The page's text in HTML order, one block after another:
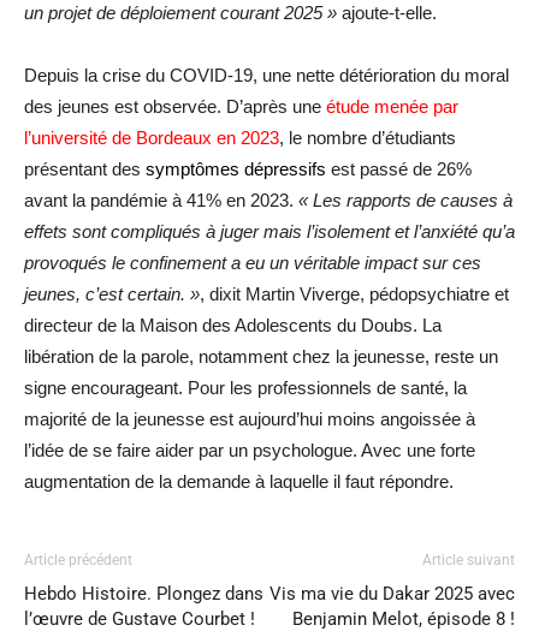
un projet de déploiement courant 2025 » ajoute-t-elle.
Depuis la crise du COVID-19, une nette détérioration du moral
des jeunes est observée. D’après une étude menée par
l’université de Bordeaux en 2023, le nombre d’étudiants
présentant des symptômes dépressifs est passé de 26%
avant la pandémie à 41% en 2023. « Les rapports de causes à
effets sont compliqués à juger mais l’isolement et l’anxiété qu’a
provoqués le confinement a eu un véritable impact sur ces
jeunes, c’est certain. », dixit Martin Viverge, pédopsychiatre et
directeur de la Maison des Adolescents du Doubs. La
libération de la parole, notamment chez la jeunesse, reste un
signe encourageant. Pour les professionnels de santé, la
majorité de la jeunesse est aujourd’hui moins angoissée à
l’idée de se faire aider par un psychologue. Avec une forte
augmentation de la demande à laquelle il faut répondre.
Article précédent
Hebdo Histoire. Plongez dans
l’œuvre de Gustave Courbet !
Article suivant
Vis ma vie du Dakar 2025 avec
Benjamin Melot, épisode 8 !